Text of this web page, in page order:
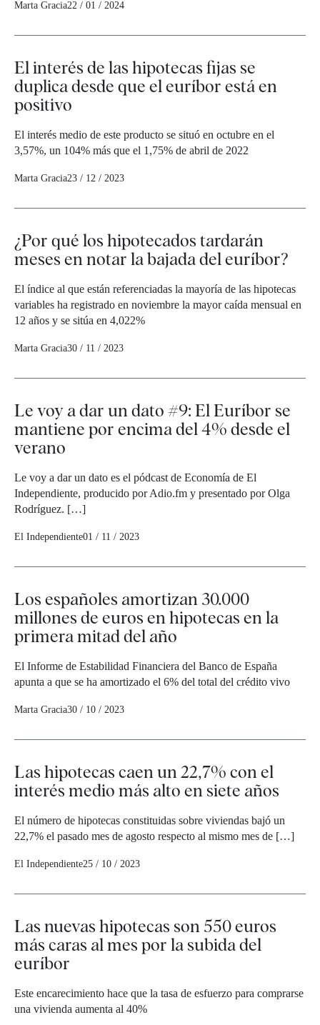
Marta Gracia22 / 01 / 2024
El interés de las hipotecas fijas se
duplica desde que el euríbor está en
positivo
El interés medio de este producto se situó en octubre en el
3,57%, un 104% más que el 1,75% de abril de 2022
Marta Gracia23 / 12 / 2023
¿Por qué los hipotecados tardarán
meses en notar la bajada del euríbor?
El índice al que están referenciadas la mayoría de las hipotecas
variables ha registrado en noviembre la mayor caída mensual en
12 años y se sitúa en 4,022%
Marta Gracia30 / 11 / 2023
Le voy a dar un dato #9: El Euríbor se
mantiene por encima del 4% desde el
verano
Le voy a dar un dato es el pódcast de Economía de El
Independiente, producido por Adio.fm y presentado por Olga
Rodríguez. […]
El Independiente01 / 11 / 2023
Los españoles amortizan 30.000
millones de euros en hipotecas en la
primera mitad del año
El Informe de Estabilidad Financiera del Banco de España
apunta a que se ha amortizado el 6% del total del crédito vivo
Marta Gracia30 / 10 / 2023
Las hipotecas caen un 22,7% con el
interés medio más alto en siete años
El número de hipotecas constituidas sobre viviendas bajó un
22,7% el pasado mes de agosto respecto al mismo mes de […]
El Independiente25 / 10 / 2023
Las nuevas hipotecas son 550 euros
más caras al mes por la subida del
euríbor
Este encarecimiento hace que la tasa de esfuerzo para comprarse
una vivienda aumenta al 40%